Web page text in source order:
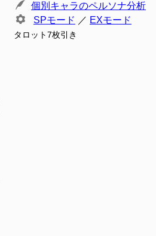
個別キャラのペルソナ分析
SPモード ／ EXモード
タロット7枚引き